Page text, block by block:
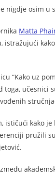
nigdje osim u
Matta
“Kako uz
ističući kako
pružili